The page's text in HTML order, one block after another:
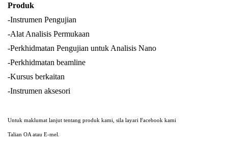
Produk
-Instrumen Pengujian
-Alat Analisis Permukaan
-Perkhidmatan Pengujian untuk Analisis Nano
-Perkhidmatan beamline
-Kursus berkaitan
-Instrumen aksesori
Untuk maklumat lanjut tentang produk kami, sila layari Facebook kami
Talian OA atau E-mel.